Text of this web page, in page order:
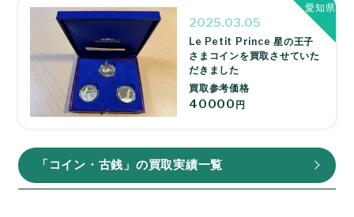
2025.03.05
Le Petit Prince 星の王子
さまコインを買取させていた
だきました
買取参考価格
40000 円
愛知県
「コイン・古銭」の買取実績一覧